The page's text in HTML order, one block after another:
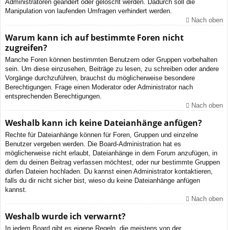
Administratoren geändert oder gelöscht werden. Dadurch soll die
Manipulation von laufenden Umfragen verhindert werden.
Nach oben
Warum kann ich auf bestimmte Foren nicht
zugreifen?
Manche Foren können bestimmten Benutzern oder Gruppen vorbehalten
sein. Um diese einzusehen, Beiträge zu lesen, zu schreiben oder andere
Vorgänge durchzuführen, brauchst du möglicherweise besondere
Berechtigungen. Frage einen Moderator oder Administrator nach
entsprechenden Berechtigungen.
Nach oben
Weshalb kann ich keine Dateianhänge anfügen?
Rechte für Dateianhänge können für Foren, Gruppen und einzelne
Benutzer vergeben werden. Die Board-Administration hat es
möglicherweise nicht erlaubt, Dateianhänge in dem Forum anzufügen, in
dem du deinen Beitrag verfassen möchtest, oder nur bestimmte Gruppen
dürfen Dateien hochladen. Du kannst einen Administrator kontaktieren,
falls du dir nicht sicher bist, wieso du keine Dateianhänge anfügen
kannst.
Nach oben
Weshalb wurde ich verwarnt?
In jedem Board gibt es eigene Regeln, die meistens von der